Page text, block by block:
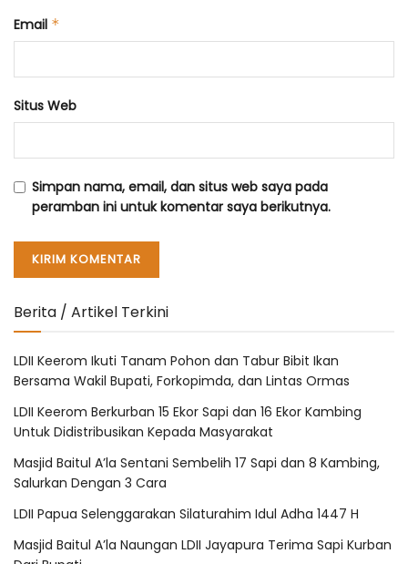
Email *
Situs Web
Simpan nama, email, dan situs web saya pada
peramban ini untuk komentar saya berikutnya.
Berita / Artikel Terkini
LDII Keerom Ikuti Tanam Pohon dan Tabur Bibit Ikan
Bersama Wakil Bupati, Forkopimda, dan Lintas Ormas
LDII Keerom Berkurban 15 Ekor Sapi dan 16 Ekor Kambing
Untuk Didistribusikan Kepada Masyarakat
Masjid Baitul A’la Sentani Sembelih 17 Sapi dan 8 Kambing,
Salurkan Dengan 3 Cara
LDII Papua Selenggarakan Silaturahim Idul Adha 1447 H
Masjid Baitul A’la Naungan LDII Jayapura Terima Sapi Kurban